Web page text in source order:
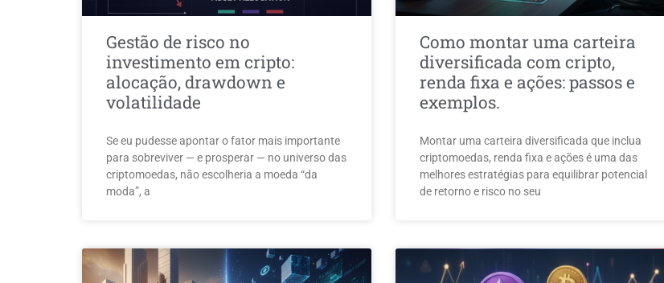
Gestão de risco no
investimento em cripto:
alocação, drawdown e
volatilidade
Se eu pudesse apontar o fator mais importante
para sobreviver — e prosperar — no universo das
criptomoedas, não escolheria a moeda “da
moda”, a
Como montar uma carteira
diversificada com cripto,
renda fixa e ações: passos e
exemplos.
Montar uma carteira diversificada que inclua
criptomoedas, renda fixa e ações é uma das
melhores estratégias para equilibrar potencial
de retorno e risco no seu